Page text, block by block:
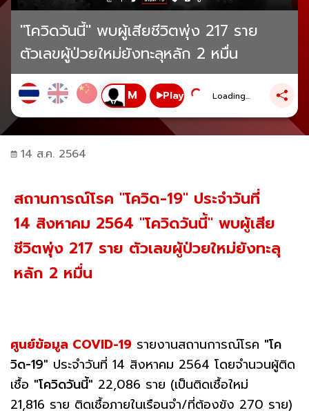
"โควิดวันนี้" พบผู้เสียชีวิตพุ่ง 217 ราย
ตัวเลขผู้ป่วยใหม่ยังทะลุหลัก 2 หมื่น
Play Loading...
14 ส.ค. 2564
สถานการณ์โรค "โควิด-19" ประจำวันที่
14 สิงหาคม 2564 "โควิดวันนี้" พบผู้เสีย
ชีวิตพุ่ง 217 ราย ตัวเลขผู้ป่วยใหม่ยังทะลุ
หลัก 2 หมื่น
ศูนย์ข้อมูล COVID-19 รายงานสถานการณ์โรค "โค
วิด-19" ประจำวันที่ 14 สิงหาคม 2564 โดยจำนวนผู้ติด
เชื้อ "โควิดวันนี้" 22,086 ราย (เป็นติดเชื้อใหม่
21,816 ราย ติดเชื้อภายในเรือนจำ/ที่ต้องขัง 270 ราย)